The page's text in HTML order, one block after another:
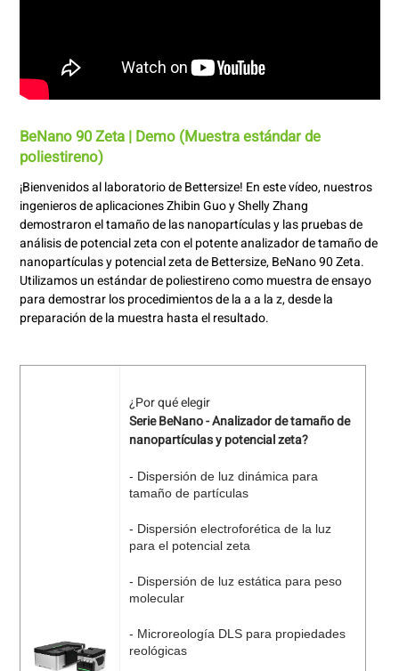
BeNano 90 Zeta | Demo (Muestra estándar de
poliestireno)
¡Bienvenidos al laboratorio de Bettersize! En este vídeo, nuestros
ingenieros de aplicaciones Zhibin Guo y Shelly Zhang
demostraron el tamaño de las nanopartículas y las pruebas de
análisis de potencial zeta con el potente analizador de tamaño de
nanopartículas y potencial zeta de Bettersize, BeNano 90 Zeta.
Utilizamos un estándar de poliestireno como muestra de ensayo
para demostrar los procedimientos de la a a la z, desde la
preparación de la muestra hasta el resultado.
¿Por qué elegir
Serie BeNano - Analizador de tamaño de
nanopartículas y potencial zeta?
- Dispersión de luz dinámica para
tamaño de partículas
- Dispersión electroforética de la luz
para el potencial zeta
- Dispersión de luz estática para peso
molecular
- Microreología DLS para propiedades
reológicas